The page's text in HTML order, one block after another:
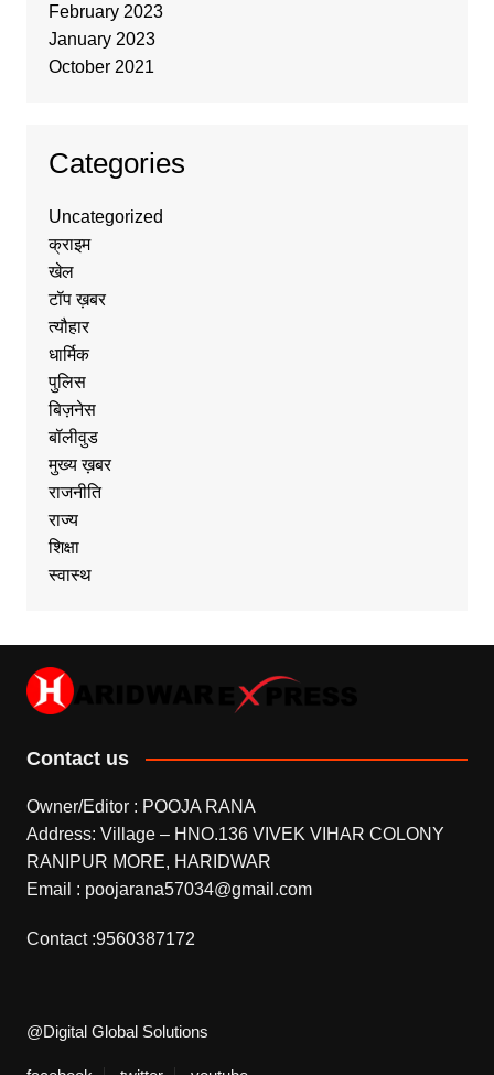
February 2023
January 2023
October 2021
Categories
Uncategorized
क्राइम
खेल
टॉप ख़बर
त्यौहार
धार्मिक
पुलिस
बिज़नेस
बॉलीवुड
मुख्य ख़बर
राजनीति
राज्य
शिक्षा
स्वास्थ
Contact us
Owner/Editor : POOJA RANA
Address: Village – HNO.136 VIVEK VIHAR COLONY
RANIPUR MORE, HARIDWAR
Email : poojarana57034@gmail.com
Contact :9560387172
@Digital Global Solutions